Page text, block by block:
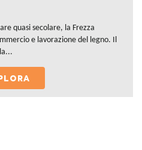
quasi secolare, la Frezza
e lavorazione del legno. Il